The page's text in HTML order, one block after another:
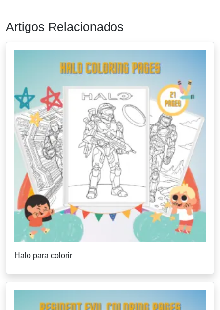
Artigos Relacionados
Halo para colorir